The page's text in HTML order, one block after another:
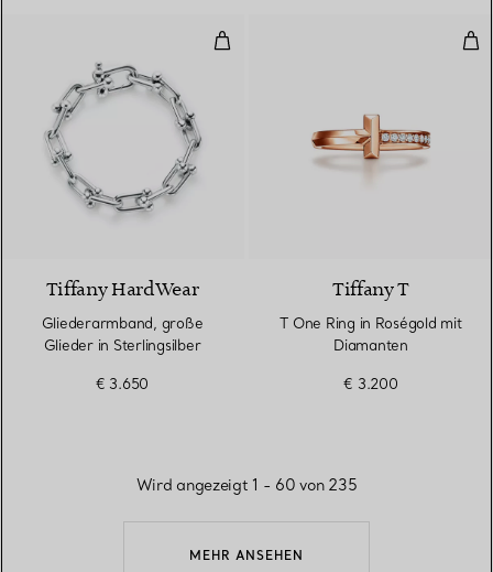
Gliederarmband, große Glieder
Tiffany HardWear
Gliederarmband, große
Glieder in Sterlingsilber
€ 3.650
T
Tiffany T
T One Ring in Roségold mit
Diamanten
€ 3.200
MEHR ANSEHEN
Wird angezeigt 1 - 60 von 235